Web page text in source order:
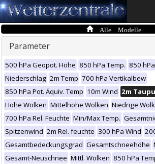
Alle Modelle
Parameter
500 hPa Geopot. Höhe 850 hPa Temp. 850
Niederschlag 2m Temp 700 hPa Vertikalbew
850 hPa Pot. Äquiv. Temp 10m Wind 2m
Hohe Wolken Mittelhohe Wolken Niedrige
700 hPa Rel. Feuchte Min/Max Temp.
Spitzenwind 2m Rel. feuchte 300 hPa Wind
Gesamtbedeckungsgrad Gesamtschneehöhe
Gesamt-Neuschnee Mittl. Wolken 850 hPa